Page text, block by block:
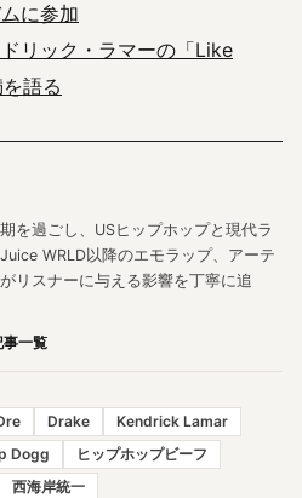
に参加
リック・ラマーの「Like
語る
を過ごし、USヒップホップと現代ラ
WRLD以降のエモラップ、アーテ
リスナーに与える影響を丁寧に追
事一覧
Drake
Kendrick Lamar
Dogg
ヒップホップビーフ
西海岸統一